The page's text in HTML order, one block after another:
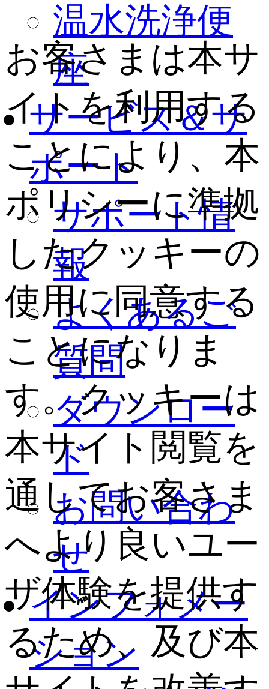
温水洗浄便
座
サービス＆サ
ポート
サポート情
報
よくあるご
質問
ダウンロー
ド
お問い合わ
せ
インフォメー
ション
お客さまは本サ
イトを利用する
ことにより、本
ポリシーに準拠
したクッキーの
使用に同意する
ことになりま
す。クッキーは
本サイト閲覧を
通してお客さま
へより良いユー
ザ体験を提供す
るため、及び本